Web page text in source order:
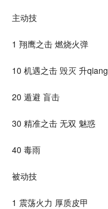
主动技
1 翔鹰之击 燃烧火弹
10 机遇之击 毁灭 升qiang
20 遁避 盲击
30 精准之击 无双 魅惑
40 毒雨
被动技
1 震荡火力 厚质皮甲